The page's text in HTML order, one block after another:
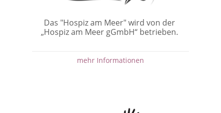
Das "Hospiz am Meer" wird von der
„Hospiz am Meer gGmbH“ betrieben.
mehr Informationen